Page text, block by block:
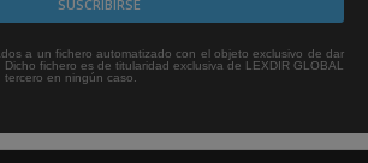
a un fichero automatizado con el objeto exclusivo de dar
Dicho fichero es de titularidad exclusiva de LEXDIR GLOBAL
en ningún caso.